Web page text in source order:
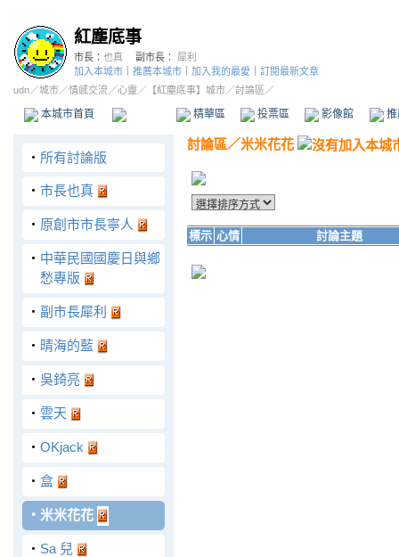
紅塵底事
市長： 也真 副市長：
犀利
加入本城市
推薦本城市 加入我的最愛
訂閱最新文章
udn／城市／情感交流／心靈 ／ 【紅塵底事】城市／討論區／
本城市首頁 精華區 投票區 影像館
‧ 所有討論版
‧ 市長也真
‧ 原創市市長寧人
‧ 中華民國國慶日與鄉
愁專版
‧ 副市長犀利
‧ 晴海的藍
‧ 吳錡亮
‧ 雲天
‧ OKjack
‧ 盒
‧ 米米花花
‧ Sa 兒
討論區／米米花花
標示 心情 討論主題